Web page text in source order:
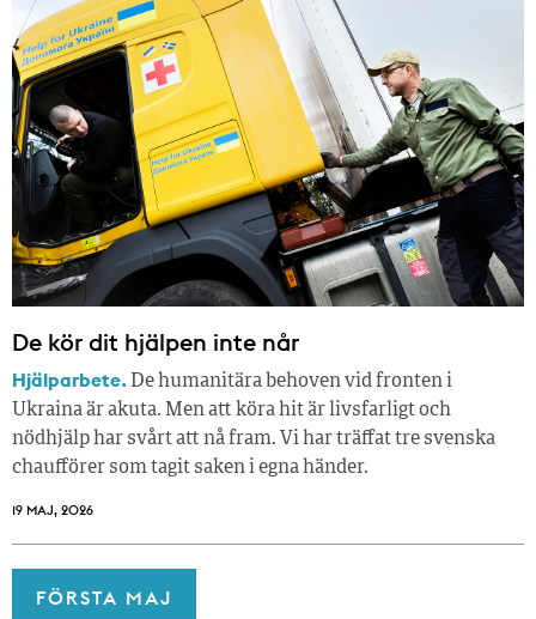
De kör dit hjälpen inte når
Hjälparbete. De humanitära behoven vid fronten i
Ukraina är akuta. Men att köra hit är livsfarligt och
nödhjälp har svårt att nå fram. Vi har träffat tre svenska
chaufförer som tagit saken i egna händer.
19 MAJ, 2026
FÖRSTA MAJ